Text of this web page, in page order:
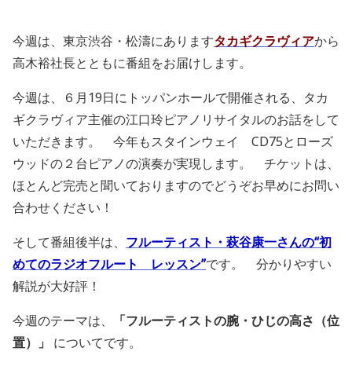
今週は、東京渋谷・松濤にありますタカギクラヴィアから
高木裕社長とともに番組をお届けします。
今週は、６月19日にトッパンホールで開催される、タカ
ギクラヴィア主催の江口玲ピアノリサイタルのお話をして
いただきます。 今年もスタインウェイ CD75とローズ
ウッドの２台ピアノの演奏が実現します。 チケットは、
ほとんど完売と聞いておりますのでどうぞお早めにお問い
合わせください！
そして番組後半は、 フルーティスト・萩谷康一さんの“初
めてのラジオフルート レッスン”です。 分かりやすい
解説が大好評！
今週のテーマは、
「フルーティストの腕・ひじの高さ（位
置）」
についてです。